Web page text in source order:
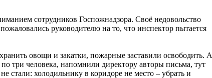
сотрудников Госпожнадзора. Своё недовольство
руководителю на то, что инспектор пытается
овощи и закатки, пожарные заставили освободить. А
три человека, напомнили директору авторы письма, тут
стали: холодильнику в коридоре не место – убрать и